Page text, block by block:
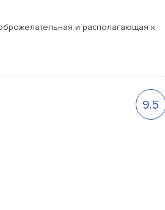
и располагающая к
9.5